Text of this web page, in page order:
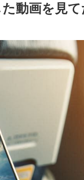
動画を見